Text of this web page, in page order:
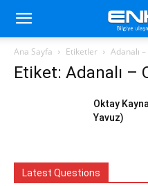
Ana Sayfa Etiketler Adanalı
Etiket: Adanalı –
Oktay
Yavuz)
Latest Questions